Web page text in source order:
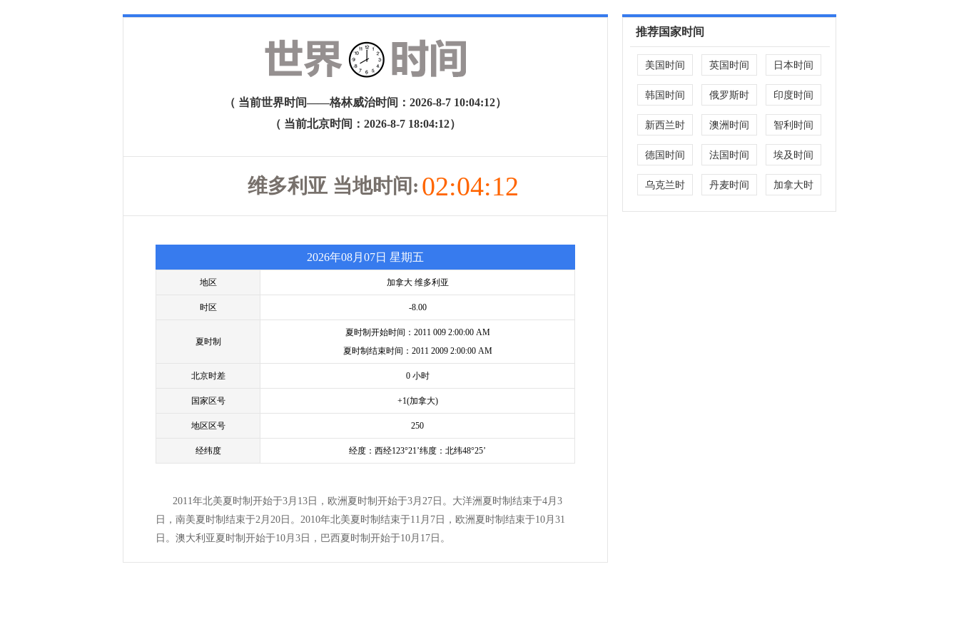
（ 当前世界时间——格林威治时间：2026-8-7 10:04:12）
（ 当前北京时间：2026-8-7 18:04:12）
维多利亚 当地时间: 02:04:12
2026年08月07日 星期五
地区 加拿大 维多利亚
时区 -8.00
夏时制
夏时制开始时间：2011 009 2:00:00 AM
夏时制结束时间：2011 2009 2:00:00 AM
北京时差 0 小时
国家区号 +1(加拿大)
地区区号 250
经纬度 经度：西经123°21’纬度：北纬48°25’
2011年北美夏时制开始于3月13日，欧洲夏时制开始于3月27日。大洋洲夏时制结束于4月3
日，南美夏时制结束于2月20日。2010年北美夏时制结束于11月7日，欧洲夏时制结束于10月31
日。澳大利亚夏时制开始于10月3日，巴西夏时制开始于10月17日。
推荐国家时间
美国时间 英国时间 日本时间
韩国时间
俄罗斯时
印度时间
新西兰时
澳洲时间 智利时间
德国时间 法国时间 埃及时间
乌克兰时
丹麦时间
加拿大时